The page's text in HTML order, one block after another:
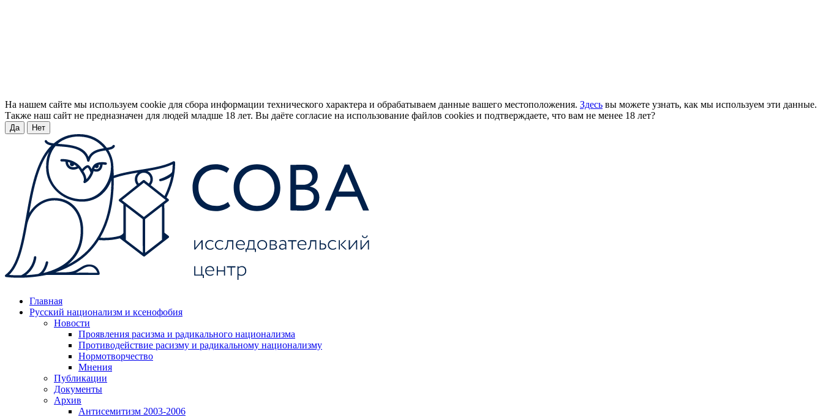
На нашем сайте мы используем cookie для сбора информации технического характера и обрабатываем данные вашего местоположения. Здесь вы можете узнать, как мы используем эти данные.
Также наш сайт не предназначен для людей младше 18 лет. Вы даёте согласие на использование файлов cookies и подтверждаете, что вам не менее 18 лет?
Да Нет
Главная
Русский национализм и ксенофобия
Новости
Проявления расизма и радикального национализма
Противодействие расизму и радикальному национализму
Нормотворчество
Мнения
Публикации
Документы
Архив
Антисемитизм 2003-2006